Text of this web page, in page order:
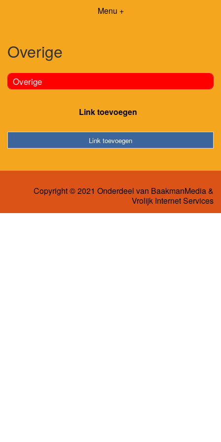
Menu +
Overige
Overige
Link toevoegen
Link toevoegen
Copyright © 2021 Onderdeel van BaakmanMedia&
Vrolijk Internet Services